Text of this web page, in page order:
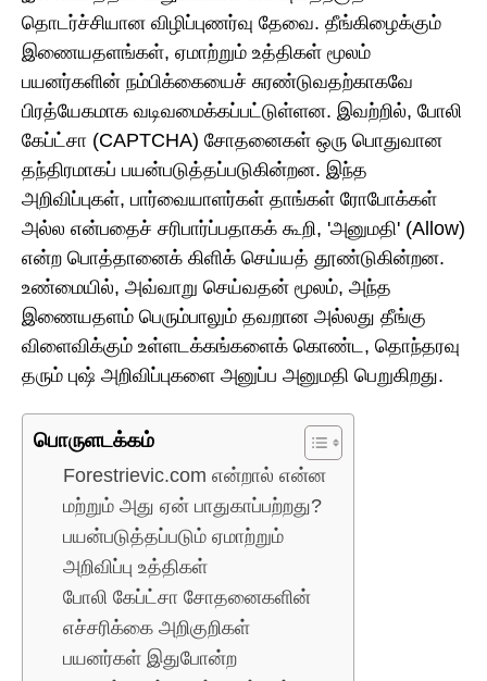
தொடர்ச்சியான விழிப்புணர்வு தேவை. தீங்கிழைக்கும்
இணையதளங்கள், ஏமாற்றும் உத்திகள் மூலம்
பயனர்களின் நம்பிக்கையைச் சுரண்டுவதற்காகவே
பிரத்யேகமாக வடிவமைக்கப்பட்டுள்ளன. இவற்றில், போலி
கேப்ட்சா (CAPTCHA) சோதனைகள் ஒரு பொதுவான
தந்திரமாகப் பயன்படுத்தப்படுகின்றன. இந்த
அறிவிப்புகள், பார்வையாளர்கள் தாங்கள் ரோபோக்கள்
அல்ல என்பதைச் சரிபார்ப்பதாகக் கூறி, 'அனுமதி' (Allow)
என்ற பொத்தானைக் கிளிக் செய்யத் தூண்டுகின்றன.
உண்மையில், அவ்வாறு செய்வதன் மூலம், அந்த
இணையதளம் பெரும்பாலும் தவறான அல்லது தீங்கு
விளைவிக்கும் உள்ளடக்கங்களைக் கொண்ட, தொந்தரவு
தரும் புஷ் அறிவிப்புகளை அனுப்ப அனுமதி பெறுகிறது.
பொருளடக்கம்
Forestrievic.com என்றால் என்ன
மற்றும் அது ஏன் பாதுகாப்பற்றது?
பயன்படுத்தப்படும் ஏமாற்றும்
அறிவிப்பு உத்திகள்
போலி கேப்ட்சா சோதனைகளின்
எச்சரிக்கை அறிகுறிகள்
பயனர்கள் இதுபோன்ற